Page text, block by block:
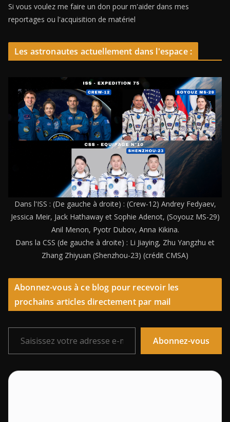
Si vous voulez me faire un don pour m'aider dans mes
reportages ou l'acquisition de matériel
Les astronautes actuellement dans l'espace :
Dans l'ISS : (De gauche à droite) : (Crew-12) Andrey Fedyaev,
Jessica Meir, Jack Hathaway et Sophie Adenot, (Soyouz MS-29)
Anil Menon, Pyotr Dubov, Anna Kikina.
Dans la CSS (de gauche à droite) : Li Jiaying, Zhu Yangzhu et
Zhang Zhiyuan (Shenzhou-23) (crédit CMSA)
Abonnez-vous à ce blog pour recevoir les
prochains articles directement par mail
Saisissez votre adresse e-mail…
Abonnez-vous